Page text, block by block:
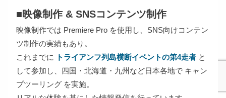
■映像制作 & SNSコンテンツ制作
映像制作では Premiere Pro を使用し、SNS向けコンテン
ツ制作の実績もあり。
これまでに
トライアンフ列島横断イベントの第4走者 と
して参加し、四国・北海道・九州など日本各地で キャン
プツーリング を実施。